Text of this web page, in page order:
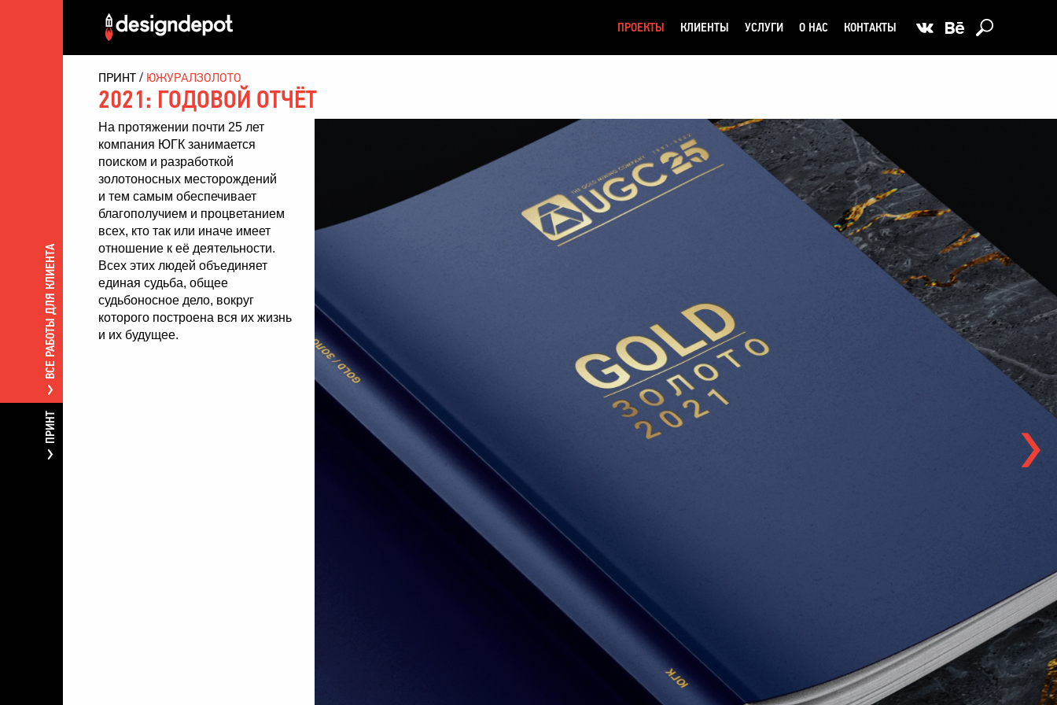
ПРОЕКТЫ КЛИЕНТЫ УСЛУГИ О НАС КОНТАКТЫ
ВСЕ РАБОТЫ ДЛЯ КЛИЕНТА
ПРИНТ
ПРИНТ ЮЖУРАЛЗОЛОТО
2021: ГОДОВОЙ ОТЧЁТ
На протяжении почти 25 лет
компания ЮГК занимается
поиском и разработкой
золотоносных месторождений
и тем самым обеспечивает
благополучием и процветанием
всех, кто так или иначе имеет
отношение к её деятельности.
Всех этих людей объединяет
единая судьба, общее
судьбоносное дело, вокруг
которого построена вся их жизнь
и их будущее.